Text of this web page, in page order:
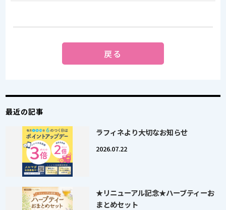
戻る
最近の記事
ラフィネより大切なお知らせ
2026.07.22
★リニューアル記念★ハーブティーお
まとめセット